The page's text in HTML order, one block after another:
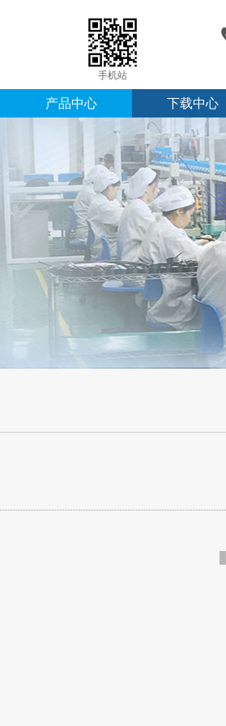
手机站
产品中心 下载中心